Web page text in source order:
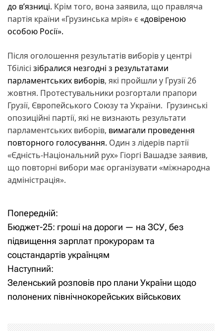
до в’язниці. Крім того, вона заявила, що правляча
партія країни «Грузинська мрія» є«довіреною
особою Росії».
Після оголошення результатів виборів у центрі
Тбілісі зібралися незгодні з результатами
парламентських виборів, які пройшли у Грузії 26
жовтня. Протестувальники розгортали прапори
Грузії, Європейського Союзу та України. Грузинські
опозиційні партії, які не визнають результати
парламентських виборів, вимагали проведення
повторного голосування. Один з лідерів партії
«Єдність-Національний рух» Гіоргі Вашадзе заявив,
що повторні вибори має організувати «міжнародна
адміністрація».
Н
а
в
і
г
а
Попередній:
Бюджет-25: гроші на дороги — на ЗСУ, без
підвищення зарплат прокурорам та
соцстандартів українцям
Наступний:
Зеленський розповів про плани України щодо
полонених північнокорейських військових